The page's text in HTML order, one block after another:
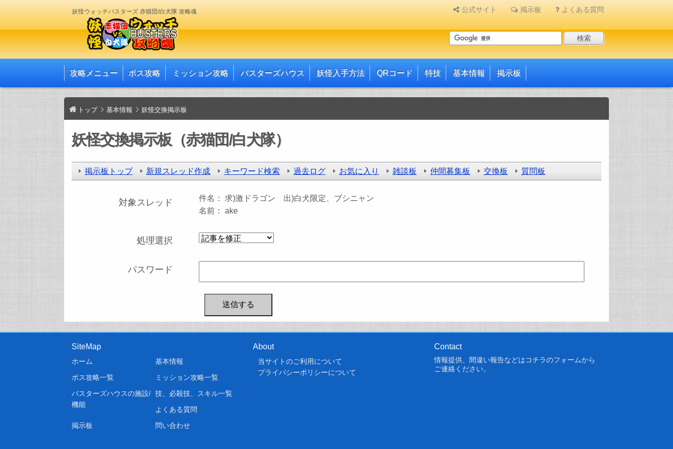
妖怪ウォッチバスターズ 赤猫団/白犬隊 攻略魂 公式サイト 掲示板 よくある質問
攻略メニュー ボス攻略 ミッション攻略 バスターズハウス 妖怪入手方法 QRコード 特技 基本情報 掲示板
トップ 基本情報 妖怪交換掲示板
妖怪交換掲示板（赤猫団/白犬隊）
掲示板トップ 新規スレッド作成 キーワード検索 過去ログ お気に入り 雑談板 仲間募集板 交換板 質問板
対象スレッド 件名： 求)激ドラゴン 出)白犬限定、ブシニャン
名前： ake
処理選択
パスワード
SiteMap
ホーム
基本情報
ボス攻略一覧
ミッション攻略一覧
バスターズハウスの施設/
機能
技、必殺技、スキル一覧
よくある質問
掲示板
問い合わせ
About
当サイトのご利用について
プライバシーポリシーについて
Contact
情報提供、間違い報告などはコチラのフォームから
ご連絡ください。